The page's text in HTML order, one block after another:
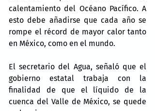
calentamiento del Océano Pacífico. A
esto debe añadirse que cada año se
rompe el récord de mayor calor tanto
en México, como en el mundo.
El secretario del Agua, señaló que el
gobierno estatal trabaja con la
finalidad de que el líquido de la
cuenca del Valle de México, se quede